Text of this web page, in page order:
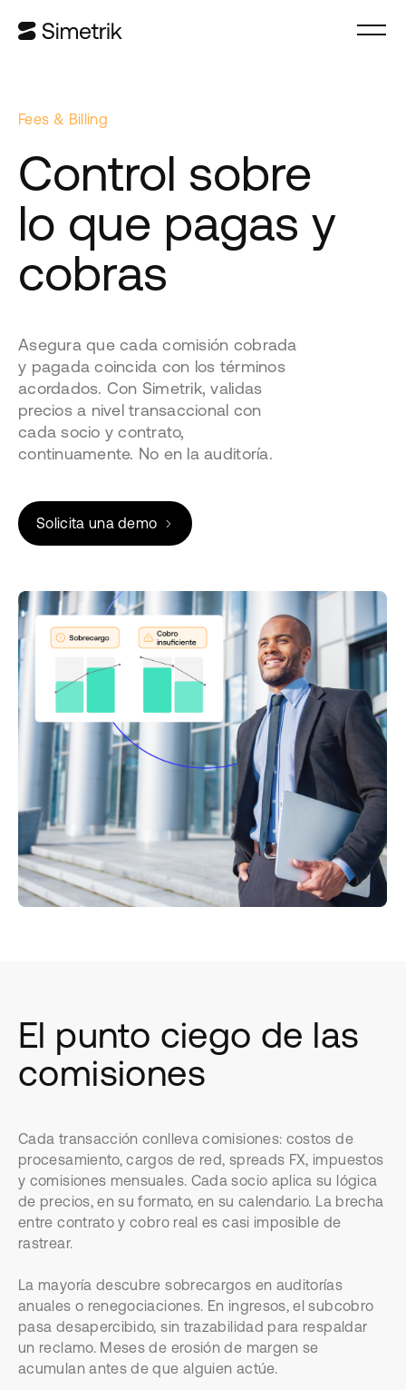
Fees & Billing
Control sobre
lo que pagas y
cobras
Asegura que cada comisión cobrada
y pagada coincida con los términos
acordados. Con Simetrik, validas
precios a nivel transaccional con
cada socio y contrato,
continuamente. No en la auditoría.
Solicita una demo
El punto ciego de las
comisiones
Cada transacción conlleva comisiones: costos de
procesamiento, cargos de red, spreads FX, impuestos
y comisiones mensuales. Cada socio aplica su lógica
de precios, en su formato, en su calendario. La brecha
entre contrato y cobro real es casi imposible de
rastrear.
La mayoría descubre sobrecargos en auditorías
anuales o renegociaciones. En ingresos, el subcobro
pasa desapercibido, sin trazabilidad para respaldar
un reclamo. Meses de erosión de margen se
acumulan antes de que alguien actúe.